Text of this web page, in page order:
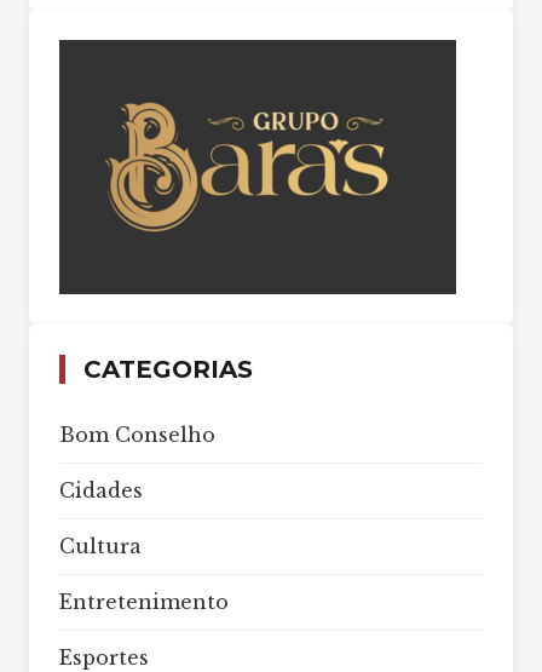
CATEGORIAS
Bom Conselho
Cidades
Cultura
Entretenimento
Esportes